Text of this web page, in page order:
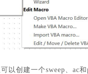
以创建一个sweep、ac